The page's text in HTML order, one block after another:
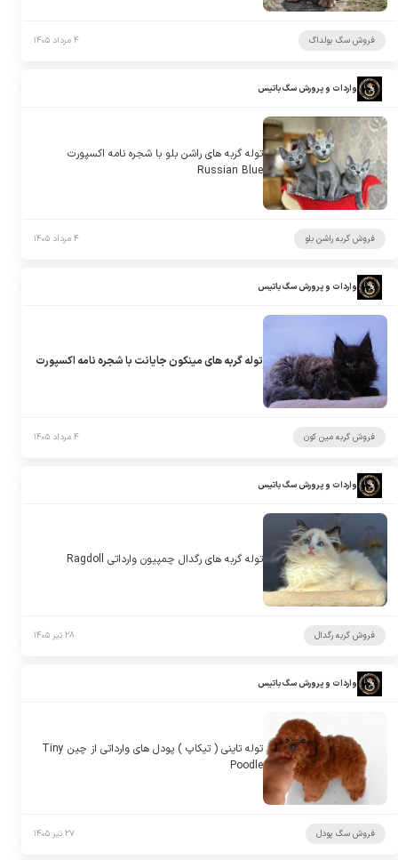
فروش سگ بولداگ ۴ مرداد ۱۴۰۵
واردات و پرورش سگ باتیس
توله گربه های راشن بلو با شجره نامه اکسپورت
Russian Blue
فروش گربه راشن بلو ۴ مرداد ۱۴۰۵
واردات و پرورش سگ باتیس
توله گربه های مینکون جایانت با شجره نامه اکسپورت
فروش گربه مین کون ۴ مرداد ۱۴۰۵
واردات و پرورش سگ باتیس
توله گربه های رگدال چمپیون وارداتی Ragdoll
فروش گربه رگدال ۲۸ تیر ۱۴۰۵
واردات و پرورش سگ باتیس
توله تاینی ( تیکاپ ) پودل های وارداتی از چین Tiny
Poodle
فروش سگ پودل ۲۷ تیر ۱۴۰۵